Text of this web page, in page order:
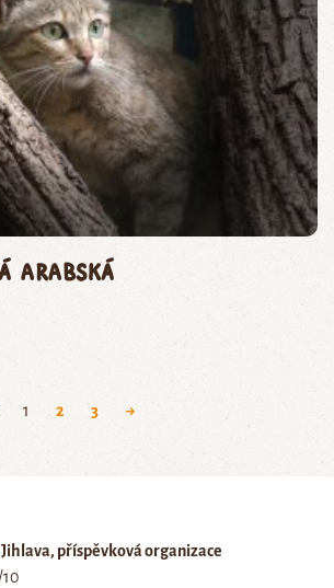
arabská
1 2 3 →
příspěvková organizace